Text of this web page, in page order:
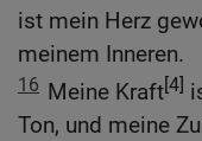
ist mein Herz
meinem Inneren.
16 Meine Kraft[4]
Ton, und meine